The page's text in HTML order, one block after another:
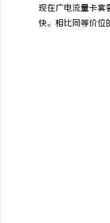
现在广电流量卡
快。相比同等价位